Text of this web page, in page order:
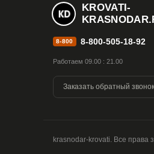
KROVATI-
8-800 8-800-505-18-92
Работаем 09.00 : 21.00
Заказать обратный звонок
krasnodar-krovati. Все